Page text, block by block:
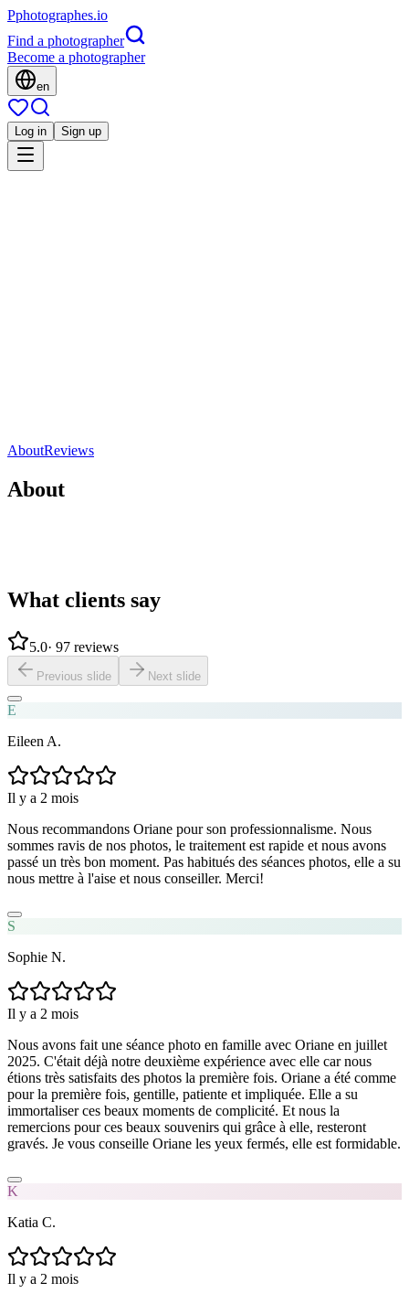
Pphotographes.io
Find a photographer
Become a photographer
en
Log in Sign up
Share
AboutReviews
About
What clients say
5.0· 97 reviews
Previous slide Next slide
E
Eileen A.
Il y a 2 mois
Nous recommandons Oriane pour son professionnalisme. Nous
sommes ravis de nos photos, le traitement est rapide et nous avons
passé un très bon moment. Pas habitués des séances photos, elle a su
nous mettre à l'aise et nous conseiller. Merci!
S
Sophie N.
Il y a 2 mois
Nous avons fait une séance photo en famille avec Oriane en juillet
2025. C'était déjà notre deuxième expérience avec elle car nous
étions très satisfaits des photos la première fois. Oriane a été comme
pour la première fois, gentille, patiente et impliquée. Elle a su
immortaliser ces beaux moments de complicité. Et nous la
remercions pour ces beaux souvenirs qui grâce à elle, resteront
gravés. Je vous conseille Oriane les yeux fermés, elle est formidable.
K
Katia C.
Il y a 2 mois